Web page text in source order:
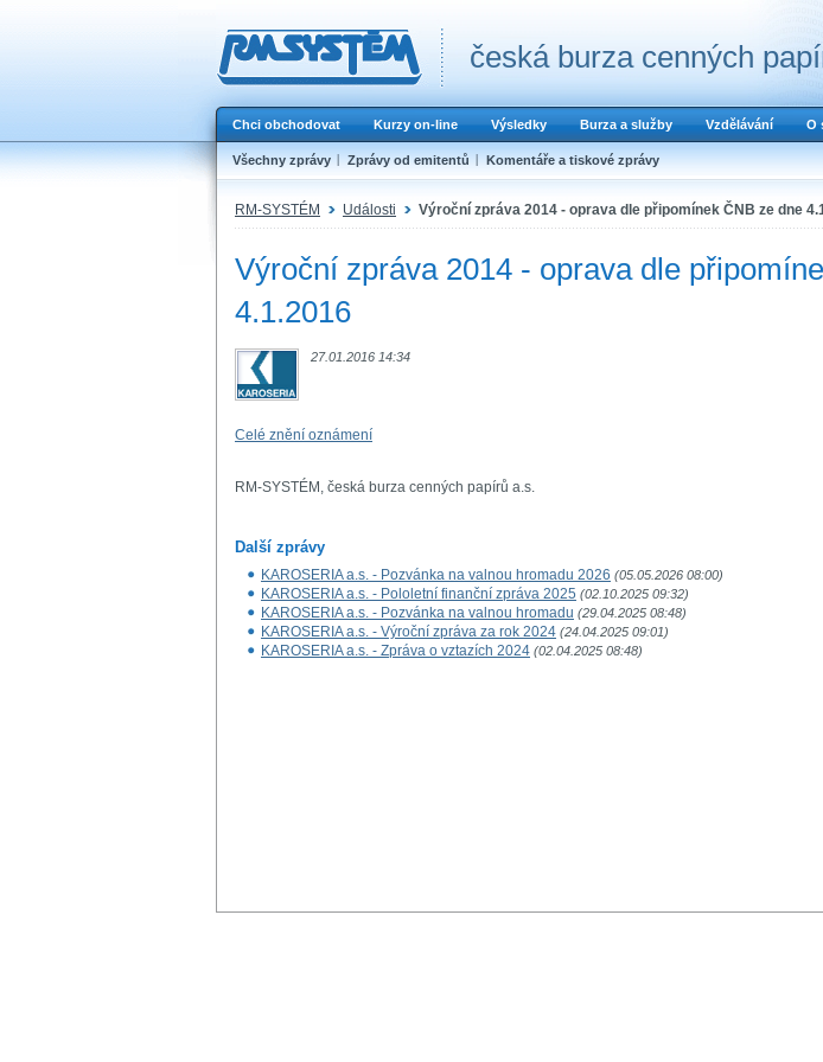
česká burza cenných
Chci obchodovat Kurzy on-line Výsledky Burza a služby Vzdělávání O
Všechny zprávy Zprávy od emitentů Komentáře a tiskové zprávy
RM-SYSTÉM Události Výroční zpráva 2014 - oprava dle připomínek ČNB ze dne
Výroční zpráva 2014 - oprava dle
4.1.2016
27.01.2016 14:34
Celé znění oznámení
RM-SYSTÉM, česká burza cenných papírů a.s.
Další zprávy
KAROSERIA a.s. - Pozvánka na valnou hromadu 2026 (05.05.2026 08:00)
KAROSERIA a.s. - Pololetní finanční zpráva 2025 (02.10.2025 09:32)
KAROSERIA a.s. - Pozvánka na valnou hromadu (29.04.2025 08:48)
KAROSERIA a.s. - Výroční zpráva za rok 2024 (24.04.2025 09:01)
KAROSERIA a.s. - Zpráva o vztazích 2024 (02.04.2025 08:48)